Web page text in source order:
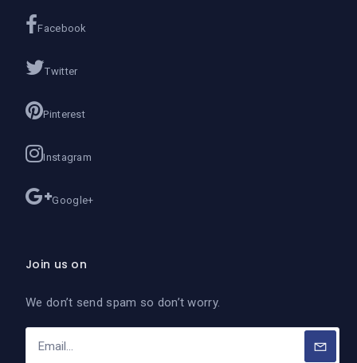
Facebook
Twitter
Pinterest
Instagram
Google+
Join us on
We don’t send spam so don’t worry.